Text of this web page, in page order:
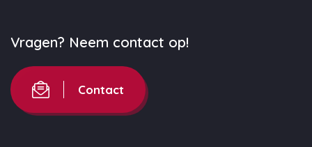
Vragen? Neem contact op!
Contact